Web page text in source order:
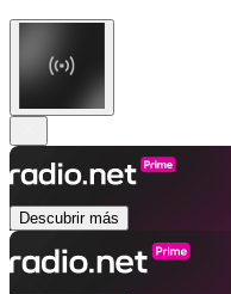
Descubrir más